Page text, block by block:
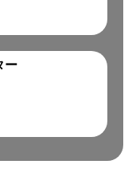
コンドル 4段ブ
&リアジャッキ
ー